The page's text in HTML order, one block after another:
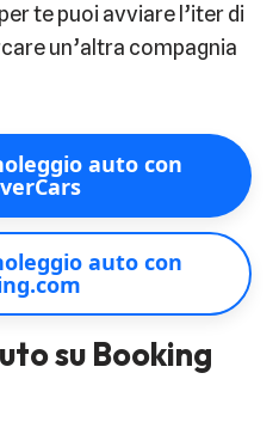
te puoi avviare l’iter di
un’altra compagnia
auto con
auto con
su Booking